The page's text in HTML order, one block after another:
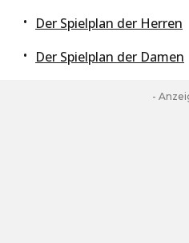
Der Spielplan der Herren
Der Spielplan der Damen
-